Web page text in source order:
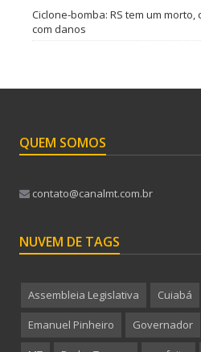
Ciclone-bomba: RS tem um
com danos
QUEM SOMOS
contato@canalmt.com.br
NUVEM DE TAGS
Assembleia Legislativa Cuiabá
Emanuel Pinheiro Governador